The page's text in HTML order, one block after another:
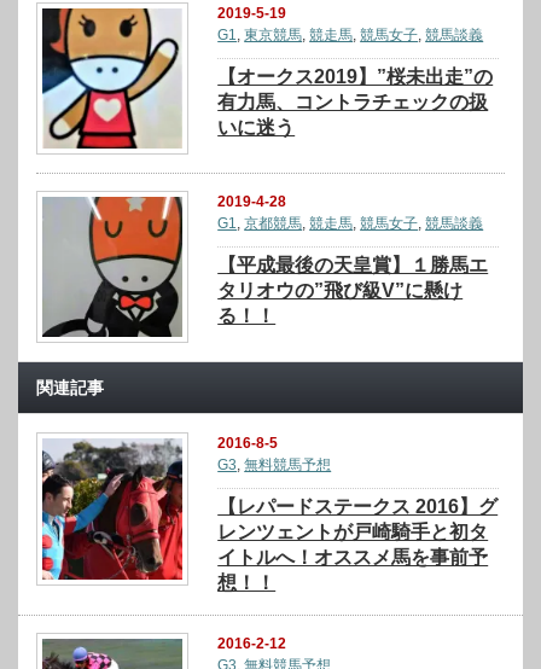
2019-5-19
G1
,東京競馬 ,競走馬 ,競馬女子 ,競馬談義
【オークス2019】”桜未出走”の
有力馬、コントラチェックの扱
いに迷う
2019-4-28
G1,京都競馬,競走馬,競馬女子,競馬談義
【平成最後の天皇賞】１勝馬エ
タリオウの”飛び級V”に懸け
る！！
関連記事
2016-8-5
G3,無料競馬予想
【レパードステークス 2016】グ
レンツェントが戸崎騎手と初タ
イトルへ！オススメ馬を事前予
想！！
2016-2-12